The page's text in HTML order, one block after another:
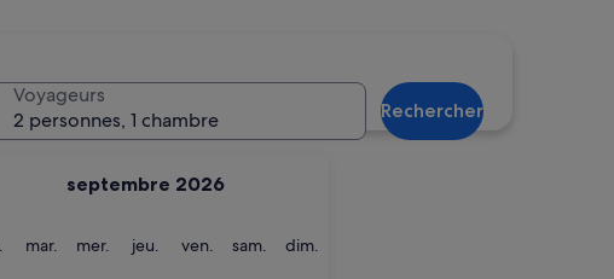
septembre 2026
lundimar. mardi
mer. mercredi
jeu. jeudiven. vendredi
sam. samedi
dim.
Voyageurs
2 personnes, 1 chambre
Rechercher